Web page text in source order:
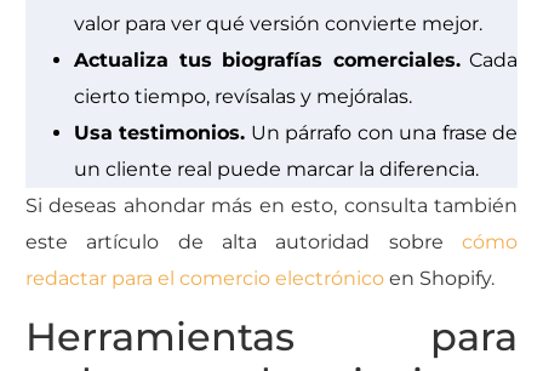
valor para ver qué versión convierte mejor.
Actualiza tus biografías comerciales.Cada
cierto tiempo, revísalas y mejóralas.
Usa testimonios. Un párrafo con una frase de
un cliente real puede marcar la diferencia.
Si deseas ahondar más en esto, consulta también
este artículo de alta autoridad sobre cómo
redactar para el comercio electrónico en Shopify.
Herramientas para